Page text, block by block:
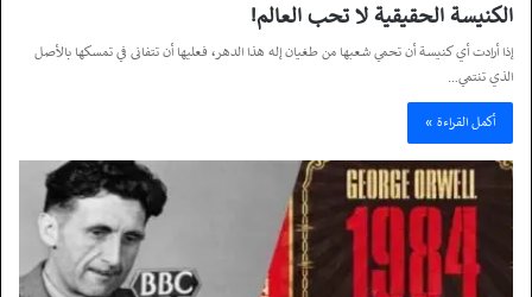
الكنيسة الحقيقية لا تحب العالم!
إذا أرادت أي كنيسة أن تحمي شعبها من طغيان إله هذا الدهر، فعليها أن تتفانى في تمسكها بالأصل
الذي تنتمي…
أكمل القراءة »